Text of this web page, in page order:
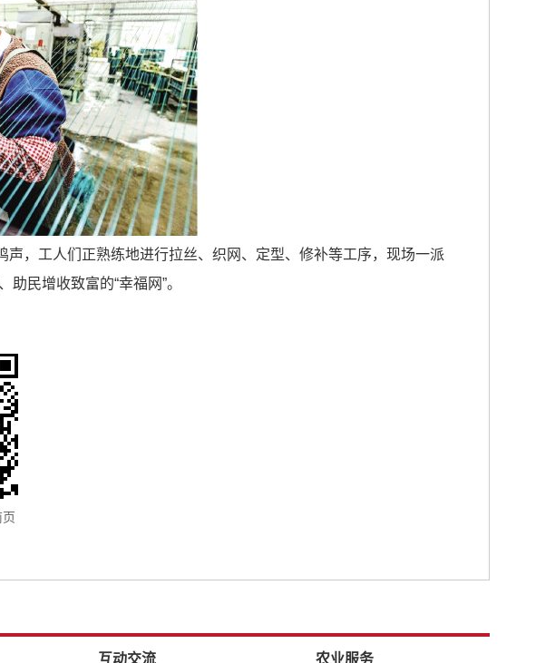
，工人们正熟练地进行拉丝、织网、定型、修补等工序，现场一派
民增收致富的“幸福网”。
互动交流 农业服务